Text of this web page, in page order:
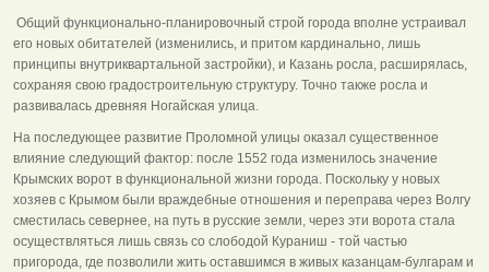
Общий функционально-планировочный строй города вполне устраивал
его новых обитателей (изменились, и притом кардинально, лишь
принципы внутриквартальной застройки), и Казань росла, расширялась,
сохраняя свою градостроительную структуру. Точно также росла и
развивалась древняя Ногайская улица.
На последующее развитие Проломной улицы оказал существенное
влияние следующий фактор: после 1552 года изменилось значение
Крымских ворот в функциональной жизни города. Поскольку у новых
хозяев с Крымом были враждебные отношения и переправа через Волгу
сместилась севернее, на путь в русские земли, через эти ворота стала
осуществляться лишь связь со слободой Кураниш - той частью
пригорода, где позволили жить оставшимся в живых казанцам-булгарам и